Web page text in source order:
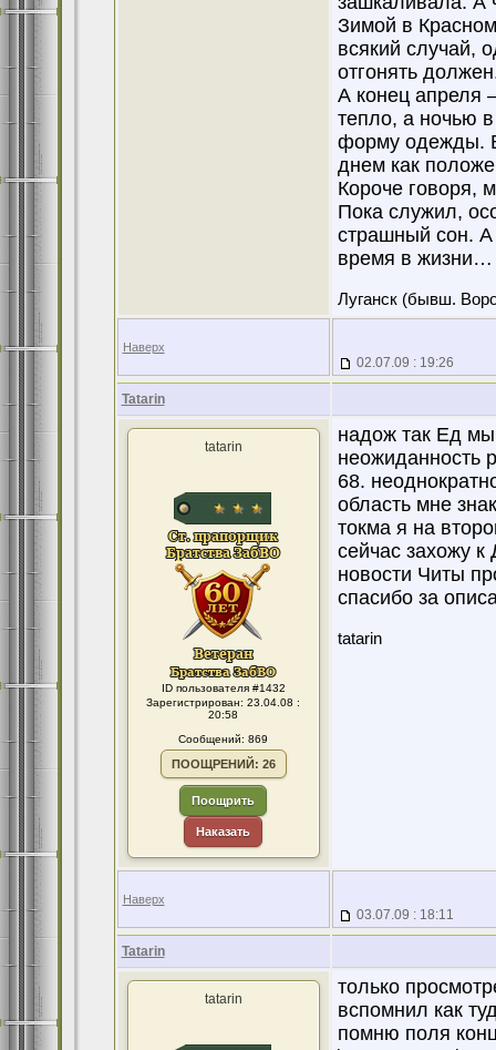
Зимой в
всякий случай,
отгонять
А конец апреля
тепло, а ночью
форму одежды.
днем как
Короче говоря,
Пока служил,
страшный сон.
время в жизни…
Луганск (бывш.
Наверх
02.07.09 : 19:26
Tatarin
tatarin
ID пользователя #1432
Зарегистрирован: 23.04.08 :
20:58
Сообщений: 869
ПООЩРЕНИЙ: 26
Поощрить
Наказать
надож так Ед
неожиданность
68.
область мне
токма я на
сейчас захожу
новости Читы
спасибо за
tatarin
Наверх
03.07.09 : 18:11
Tatarin
tatarin
только
вспомнил как
помню поля